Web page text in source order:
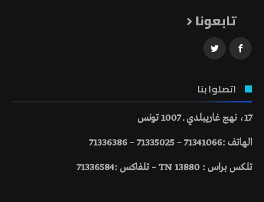
تابعونا
اتصلوا بنا
17، نهج غاريبلدي ـ 1007 تونس
الهاتف :71341066 – 71335025 – 71336386
تلكس براس : 13880 TN – تلفاكس :71336584